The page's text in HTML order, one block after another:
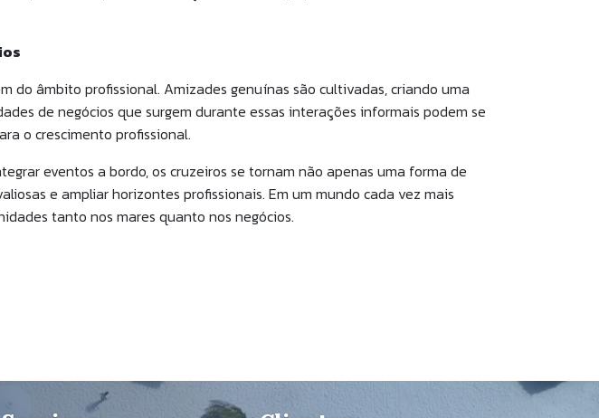
do âmbito profissional. Amizades genuínas são cultivadas, criando uma
de negócios que surgem durante essas interações informais podem se
o crescimento profissional.
eventos a bordo, os cruzeiros se tornam não apenas uma forma de
e ampliar horizontes profissionais. Em um mundo cada vez mais
tanto nos mares quanto nos negócios.